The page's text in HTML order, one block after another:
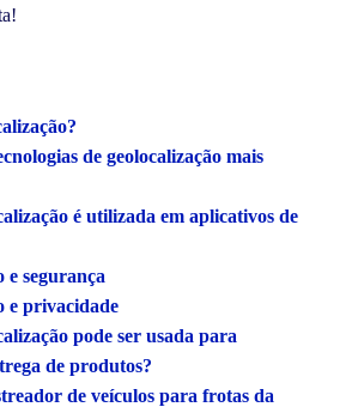
de geolocalização mais
é utilizada em aplicativos de
e segurança
e privacidade
pode ser usada para
de produtos?
de veículos para frotas da